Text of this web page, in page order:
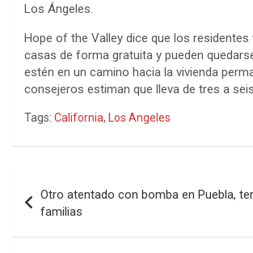
Los Ángeles.
Hope of the Valley dice que los residentes
casas de forma gratuita y pueden
estén en un camino hacia la vivienda
consejeros estiman que lleva de tres a
Tags: California, Los Angeles
de
entradas
Otro atentado con bomba en Puebla,
familias